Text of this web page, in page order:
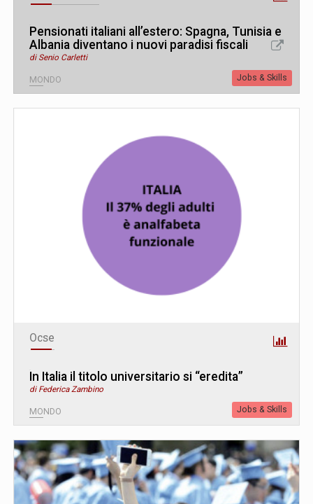
Pensionati italiani all’estero: Spagna, Tunisia e
Albania diventano i nuovi paradisi fiscali
di Senio Carletti
MONDO Jobs & Skills
Ocse
In Italia il titolo universitario si “eredita”
di Federica Zambino
MONDO Jobs & Skills